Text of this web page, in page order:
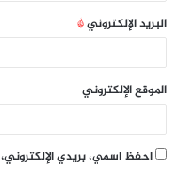
البريد الإلكتروني*
الموقع الإلكتروني
احفظ اسمي، بريدي